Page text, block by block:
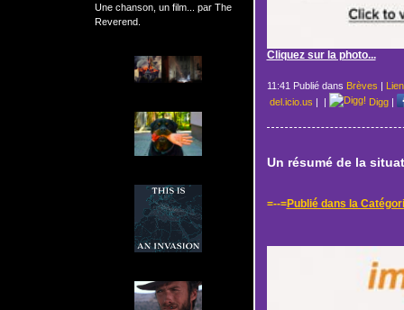
Une chanson, un film... par The
Reverend.
Cliquez sur la photo...
11:41 Publié dans Brèves |
del.icio.us | | Digg|
Un résumé de la
=--=Publié dans la